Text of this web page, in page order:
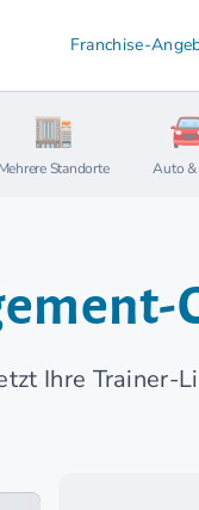
Franchise-
Mehrere Standorte Auto &
Ihre Trainer-